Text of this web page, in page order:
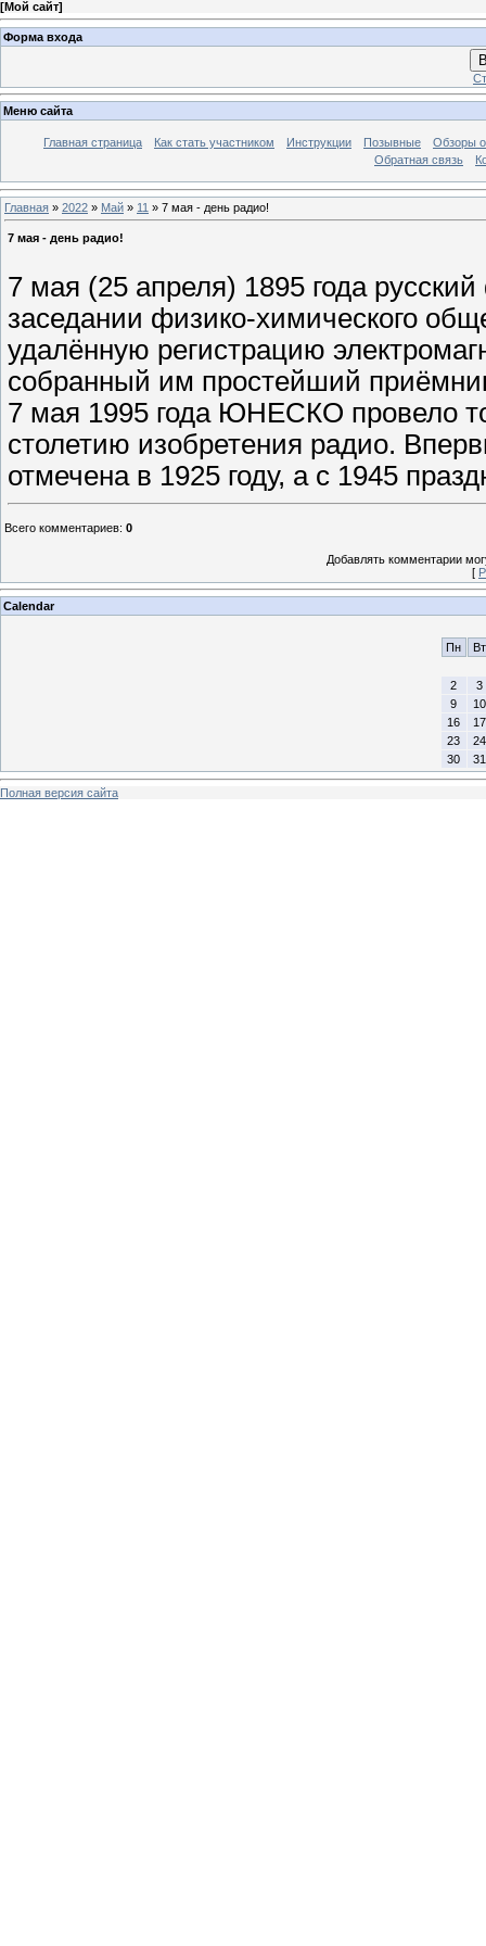
[Мой сайт]
Форма входа
Меню сайта
Главная страница Как стать участником Инструкции Позывные
Обзоры
Обратная связь
Главная » 2022 » Май » 11 » 7 мая - день радио!
7 мая - день радио!
7 мая (25 апреля) 1895 года
заседании физико-химического
удалённую регистрацию
собранный им простейший
7 мая 1995 года ЮНЕСКО провело
столетию изобретения радио.
отмечена в 1925 году, а с 1945
Всего комментариев: 0
Добавлять комментарии
[
Calendar
Пн Вт
2
3
9
10
16
17
23
24
30
31
Полная версия сайта